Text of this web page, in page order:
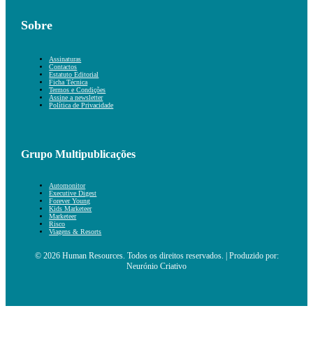
Sobre
Assinaturas
Contactos
Estatuto Editorial
Ficha Técnica
Termos e Condições
Assine a newsletter
Política de Privacidade
Grupo Multipublicações
Automonitor
Executive Digest
Forever Young
Kids Marketeer
Marketeer
Risco
Viagens & Resorts
© 2026 Human Resources. Todos os direitos reservados. | Produzido por:
Neurónio Criativo